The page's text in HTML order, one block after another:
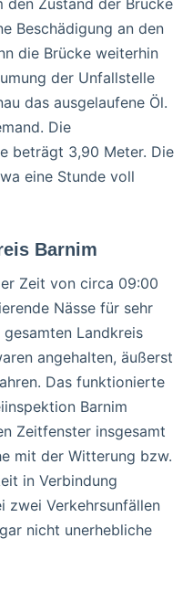
Beschädigung an den
die Brücke weiterhin
der Unfallstelle
das ausgelaufene Öl.
Die
beträgt 3,90 Meter. Die
eine Stunde voll
Barnim
Zeit von circa 09:00
Nässe für sehr
Landkreis
angehalten, äußerst
Das funktionierte
Barnim
Zeitfenster insgesamt
mit der Witterung bzw.
in Verbindung
zwei Verkehrsunfällen
nicht unerhebliche